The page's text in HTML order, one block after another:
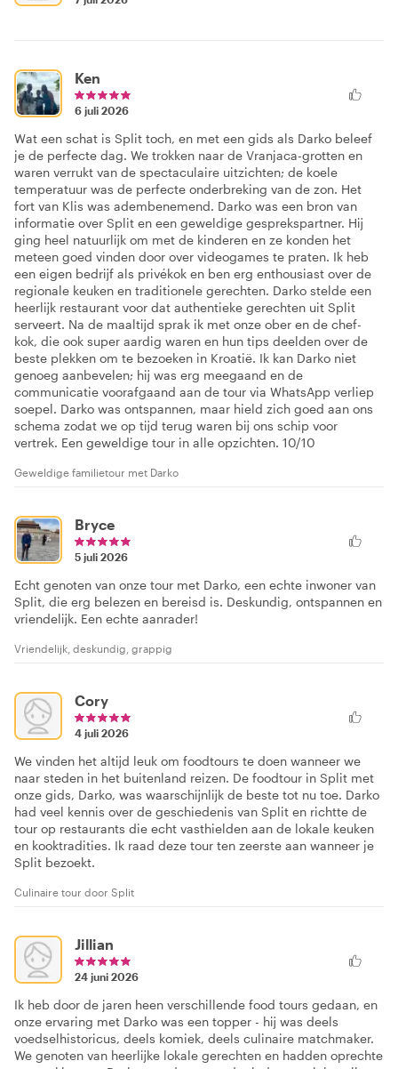
Ken
6 juli 2026
Wat een schat is Split toch, en met een gids als Darko beleef
je de perfecte dag. We trokken naar de Vranjaca-grotten en
waren verrukt van de spectaculaire uitzichten; de koele
temperatuur was de perfecte onderbreking van de zon. Het
fort van Klis was adembenemend. Darko was een bron van
informatie over Split en een geweldige gesprekspartner. Hij
ging heel natuurlijk om met de kinderen en ze konden het
meteen goed vinden door over videogames te praten. Ik heb
een eigen bedrijf als privékok en ben erg enthousiast over de
regionale keuken en traditionele gerechten. Darko stelde een
heerlijk restaurant voor dat authentieke gerechten uit Split
serveert. Na de maaltijd sprak ik met onze ober en de chef-
kok, die ook super aardig waren en hun tips deelden over de
beste plekken om te bezoeken in Kroatië. Ik kan Darko niet
genoeg aanbevelen; hij was erg meegaand en de
communicatie voorafgaand aan de tour via WhatsApp verliep
soepel. Darko was ontspannen, maar hield zich goed aan ons
schema zodat we op tijd terug waren bij ons schip voor
vertrek. Een geweldige tour in alle opzichten. 10/10
Geweldige familietour met Darko
Bryce
5 juli 2026
Echt genoten van onze tour met Darko, een echte inwoner van
Split, die erg belezen en bereisd is. Deskundig, ontspannen en
vriendelijk. Een echte aanrader!
Vriendelijk, deskundig, grappig
Cory
4 juli 2026
We vinden het altijd leuk om foodtours te doen wanneer we
naar steden in het buitenland reizen. De foodtour in Split met
onze gids, Darko, was waarschijnlijk de beste tot nu toe. Darko
had veel kennis over de geschiedenis van Split en richtte de
tour op restaurants die echt vasthielden aan de lokale keuken
en kooktradities. Ik raad deze tour ten zeerste aan wanneer je
Split bezoekt.
Culinaire tour door Split
Jillian
24 juni 2026
Ik heb door de jaren heen verschillende food tours gedaan, en
onze ervaring met Darko was een topper - hij was deels
voedselhistoricus, deels komiek, deels culinaire matchmaker.
We genoten van heerlijke lokale gerechten en hadden oprechte